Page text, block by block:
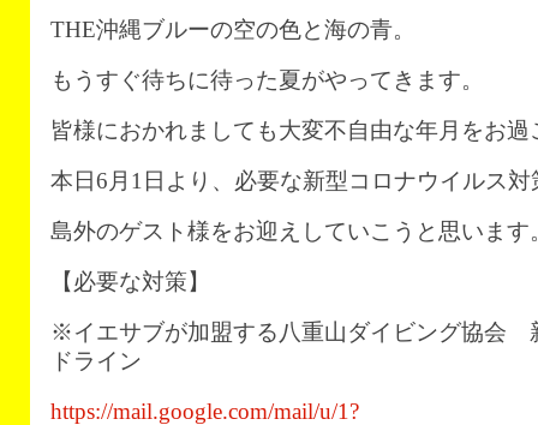
THE沖縄ブルーの空の色と海の青。
もうすぐ待ちに待った夏がやってきます。
皆様におかれましても大変不自由な年月をお
本日6月1日より、必要な新型コロナウイルス
島外のゲスト様をお迎えしていこうと思います
【必要な対策】
※イエサブが加盟する八重山ダイビング協会
ドライン
https://mail.google.com/mail/u/1?